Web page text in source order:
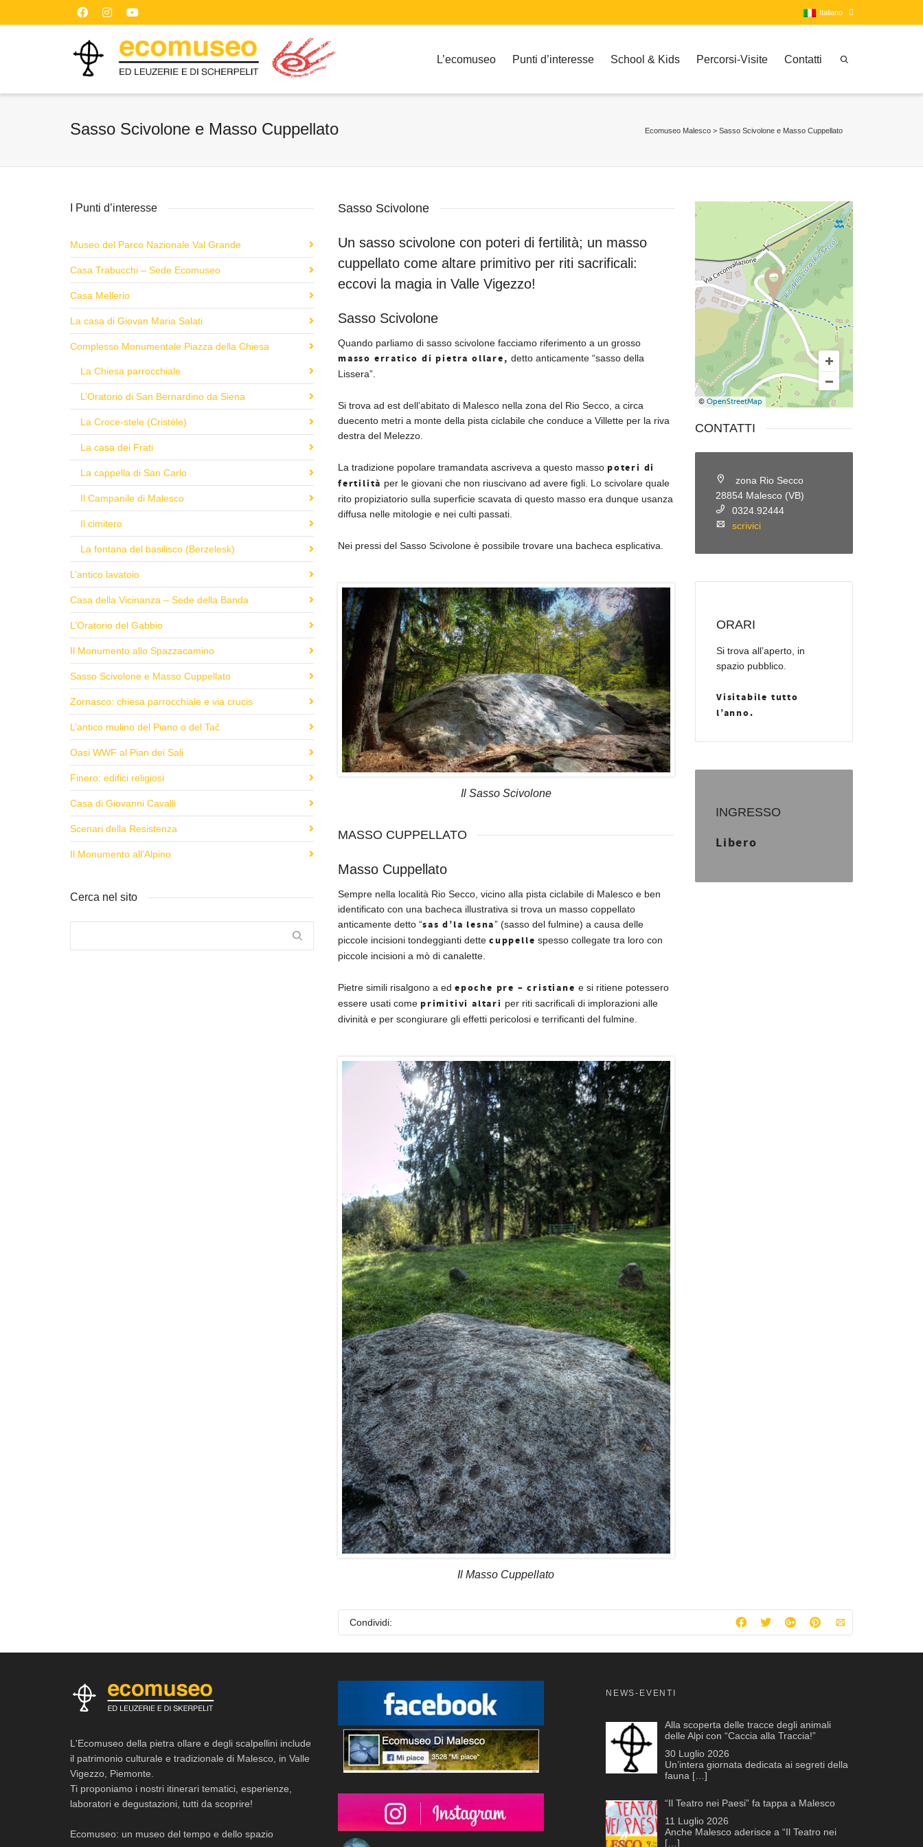
Italiano
Inglese
L’ecomuseo Punti d’interesse School & Kids Percorsi-Visite Contatti
Sasso Scivolone e Masso Cuppellato Ecomuseo Malesco > Sasso Scivolone e Masso Cuppellato
Sasso Scivolone
Un sasso scivolone con poteri di fertilità; un masso
cuppellato come altare primitivo per riti sacrificali:
eccovi la magia in Valle Vigezzo!
Sasso Scivolone
Quando parliamo di sasso scivolone facciamo riferimento a un grosso
masso erratico di pietra ollare,detto anticamente “sasso della
Lissera”.
Si trova ad est dell’abitato di Malesco nella zona del Rio Secco, a circa
duecento metri a monte della pista ciclabile che conduce a Villette per la riva
destra del Melezzo.
La tradizione popolare tramandata ascriveva a questo masso poteri di
fertilità per le giovani che non riuscivano ad avere figli. Lo scivolare quale
rito propiziatorio sulla superficie scavata di questo masso era dunque usanza
diffusa nelle mitologie e nei culti passati.
Nei pressi del Sasso Scivolone è possibile trovare una bacheca esplicativa.
Il Sasso Scivolone
MASSO CUPPELLATO
Masso Cuppellato
Sempre nella località Rio Secco, vicino alla pista ciclabile di Malesco e ben
identificato con una bacheca illustrativa si trova un masso coppellato
anticamente detto “sas d’la lesna” (sasso del fulmine) a causa delle
piccole incisioni tondeggianti dette cuppelle spesso collegate tra loro con
piccole incisioni a mò di canalette.
Pietre simili risalgono a ed epoche pre – cristiane e si ritiene potessero
essere usati come primitivi altari per riti sacrificali di implorazioni alle
divinità e per scongiurare gli effetti pericolosi e terrificanti del fulmine.
Il Masso Cuppellato
© OpenStreetMap
CONTATTI
zona Rio Secco
28854 Malesco (VB)
0324.92444
scrivici
ORARI
Si trova all’aperto, in
spazio pubblico.
Visitabile tutto
l’anno.
INGRESSO
Libero
Condividi:
I Punti d’interesse
Museo del Parco Nazionale Val Grande
Casa Trabucchi – Sede Ecomuseo
Casa Mellerio
La casa di Giovan Maria Salati
Complesso Monumentale Piazza della Chiesa
La Chiesa parrocchiale
L’Oratorio di San Bernardino da Siena
La Croce-stele (Cristéle)
La casa dei Frati
La cappella di San Carlo
Il Campanile di Malesco
Il cimitero
La fontana del basilisco (Berzelesk)
L’antico lavatoio
Casa della Vicinanza – Sede della Banda
L’Oratorio del Gabbio
Il Monumento allo Spazzacamino
Sasso Scivolone e Masso Cuppellato
Zornasco: chiesa parrocchiale e via crucis
L’antico mulino del Piano o del Tač
Oasi WWF al Pian dei Sali
Finero: edifici religiosi
Casa di Giovanni Cavalli
Scenari della Resistenza
Il Monumento all’Alpino
Cerca nel sito
L'Ecomuseo della pietra ollare e degli scalpellini include
il patrimonio culturale e tradizionale di Malesco, in Valle
Vigezzo, Piemonte.
Ti proponiamo i nostri itinerari tematici, esperienze,
laboratori e degustazioni, tutti da scoprire!
Ecomuseo: un museo del tempo e dello spazio
NEWS-EVENTI
Alla scoperta delle tracce degli animali
delle Alpi con “Caccia alla Traccia!”
30 Luglio 2026
Un’intera giornata dedicata ai segreti della
fauna […]
“Il Teatro nei Paesi” fa tappa a Malesco
11 Luglio 2026
Anche Malesco aderisce a “Il Teatro nei
[…]